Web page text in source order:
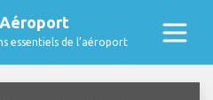
essentiels de l’aéroport